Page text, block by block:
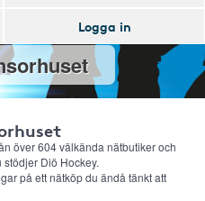
Logga in
över 604 välkända nätbutiker och
Diö Hockey.
på ett nätköp du ändå tänkt att